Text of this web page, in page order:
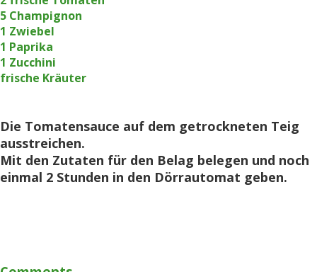
5 Champignon
1 Zwiebel
1 Paprika
1 Zucchini
frische Kräuter
Die Tomatensauce auf dem getrockneten Teig
ausstreichen.
Mit den Zutaten für den Belag belegen und noch
einmal 2 Stunden in den Dörrautomat geben.